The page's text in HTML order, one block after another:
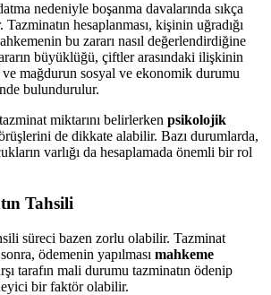
nedeniyle boşanma davalarında sıkça
Tazminatın hesaplanması, kişinin uğradığı
bu zararı nasıl değerlendirdiğine
büyüklüğü, çiftler arasındaki ilişkinin
mağdurun sosyal ve ekonomik durumu
bulundurulur.
miktarını belirlerken psikolojik
de dikkate alabilir. Bazı durumlarda,
varlığı da hesaplamada önemli bir rol
Tahsili
süreci bazen zorlu olabilir. Tazminat
ödemenin yapılması mahkeme
tarafın mali durumu tazminatın ödenip
bir faktör olabilir.